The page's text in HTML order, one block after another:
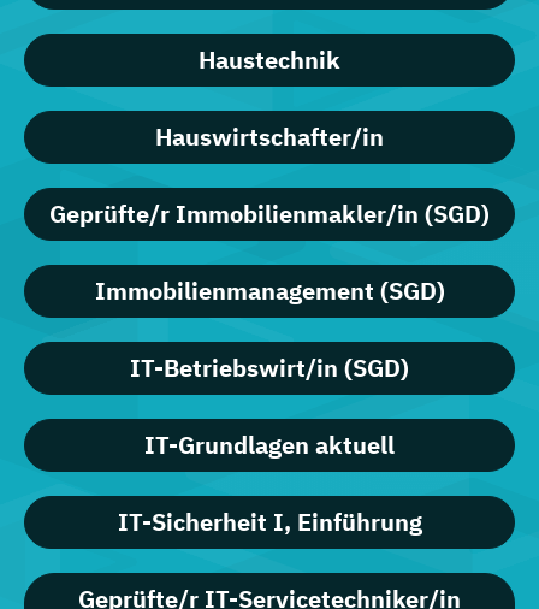
Haustechnik
Hauswirtschafter/in
Geprüfte/r Immobilienmakler/in (SGD)
Immobilienmanagement (SGD)
IT-Betriebswirt/in (SGD)
IT-Grundlagen aktuell
IT-Sicherheit I, Einführung
Geprüfte/r IT-Servicetechniker/in